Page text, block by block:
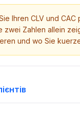
Ihren CLV und CAC
zwei Zahlen allein
und wo Sie